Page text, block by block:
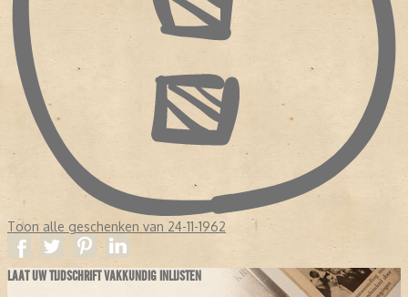
Toon alle geschenken van 24-11-1962
LAAT UW TIJDSCHRIFT VAKKUNDIG INLIJSTEN